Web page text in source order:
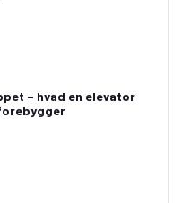
– hvad en elevator